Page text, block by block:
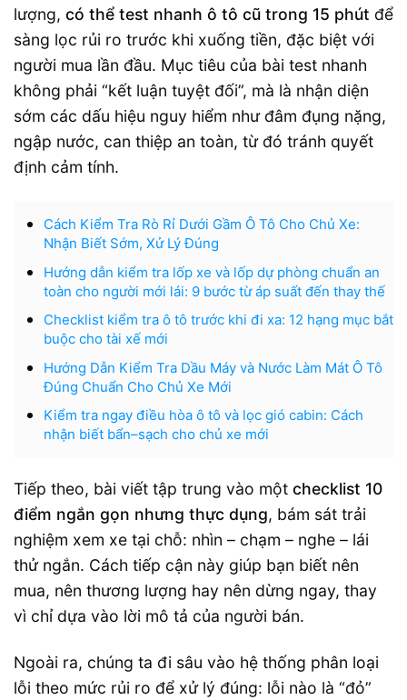
lượng, có thể test nhanh ô tô cũ trong 15 phút để
sàng lọc rủi ro trước khi xuống tiền, đặc biệt với
người mua lần đầu. Mục tiêu của bài test nhanh
không phải “kết luận tuyệt đối”, mà là nhận diện
sớm các dấu hiệu nguy hiểm như đâm đụng nặng,
ngập nước, can thiệp an toàn, từ đó tránh quyết
định cảm tính.
Cách Kiểm Tra Rò Rỉ Dưới Gầm Ô Tô Cho Chủ Xe:
Nhận Biết Sớm, Xử Lý Đúng
Hướng dẫn kiểm tra lốp xe và lốp dự phòng chuẩn an
toàn cho người mới lái: 9 bước từ áp suất đến thay thế
Checklist kiểm tra ô tô trước khi đi xa: 12 hạng mục bắt
buộc cho tài xế mới
Hướng Dẫn Kiểm Tra Dầu Máy và Nước Làm Mát Ô Tô
Đúng Chuẩn Cho Chủ Xe Mới
Kiểm tra ngay điều hòa ô tô và lọc gió cabin: Cách
nhận biết bẩn–sạch cho chủ xe mới
Tiếp theo, bài viết tập trung vào một checklist 10
điểm ngắn gọn nhưng thực dụng, bám sát trải
nghiệm xem xe tại chỗ: nhìn – chạm – nghe – lái
thử ngắn. Cách tiếp cận này giúp bạn biết nên
mua, nên thương lượng hay nên dừng ngay, thay
vì chỉ dựa vào lời mô tả của người bán.
Ngoài ra, chúng ta đi sâu vào hệ thống phân loại
lỗi theo mức rủi ro để xử lý đúng: lỗi nào là “đỏ”